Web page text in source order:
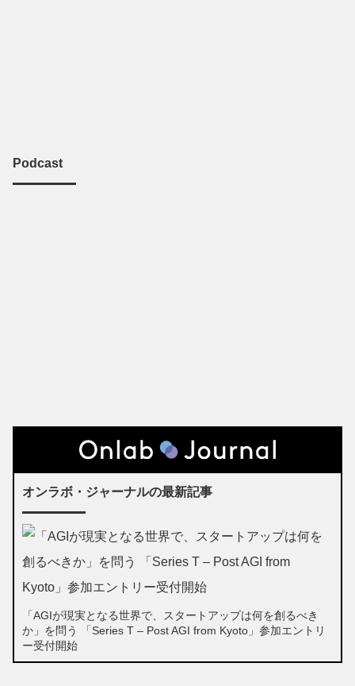
Podcast
オンラボ・ジャーナルの最新記事
「AGIが現実となる世界で、スタートアップは何を創るべき
か」を問う 「Series T – Post AGI from Kyoto」参加エントリ
ー受付開始